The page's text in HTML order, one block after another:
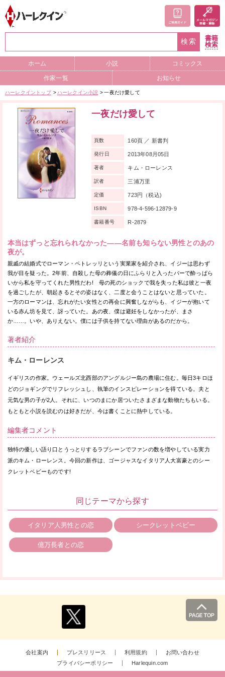
検索
書籍
検索
ホーム 小説 コミックス
作家一覧 お知らせ
ハーレクイントップ ハーレクイン小説 一夜だけ愛して
一夜だけ愛して
本当はずっと忘れられなかった——名前も知らない男性とのあの
夜が。
親戚の結婚式でローマン・ペトレッリという実業家を紹介され、イジーは思わず
我が目を疑った。2年前、自殺した母の葬儀の日にふらりと入ったバーで酔っぱら
いから私を守ってくれた男性だわ! 母の死のショックで我を失った私は彼と一夜
を過ごしたが、朝起きるとその姿はなく、二度と会うことはないと思っていた。
一方のローマンは、忘れがたい女性との再会に興奮しながらも、イジーが抱いて
いる赤ん坊を見て、訝っていた。あの夜、僕は避妊をしなかったが、まさ
か……。いや、ありえない。僕には子供を持てない理由があるのだから。
頁数 160頁 ／ 新書判
発行日 2013年08月05日
著者 キム・ローレンス
訳者 三浦万里
定価 723円（税込)
ISBN 978-4-596-12879-9
書籍番号 R-2879
著者紹介
キム・ローレンス
イギリスの作家。ウェールズ北西部のアングルジー島の農場に住む。毎日3キロほ
どのジョギングでリフレッシュし、執筆のインスピレーションを得ている。夫と
元気な男の子が2人。それに、いつのまにか居ついたさまざまな動物たちもいる。
もともと小説を読むのは好きだが、今は書くことに熱中している。
編集者コメント
独特の優しい語り口とうっとりするラブシーンでファンの数を増やしている実力
派のキム・ローレンス。今回の新作は、ゴージャスなイタリア人大富豪とのシー
クレットベビーものです!
同じテーマから探す
イタリア人男性との恋 シークレットベビー
億万長者との恋
会社案内 プレスリリース 利用規約
お問い合わせ
プライバシーポリシー
Harlequin.com